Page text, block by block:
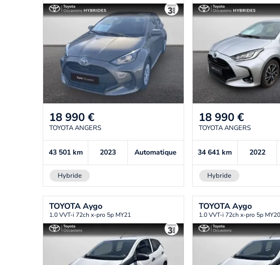
18 990 €
TOYOTA ANGERS
43 501 km 2023 Automatique
Hybride
18 990 €
TOYOTA ANGERS
34 641km 2022
Hybride
TOYOTAAygo
1.0 VVT-i 72ch x-pro 5p MY21
TOYOTAAygo
1.0 VVT-i 72ch x-pro 5p MY20